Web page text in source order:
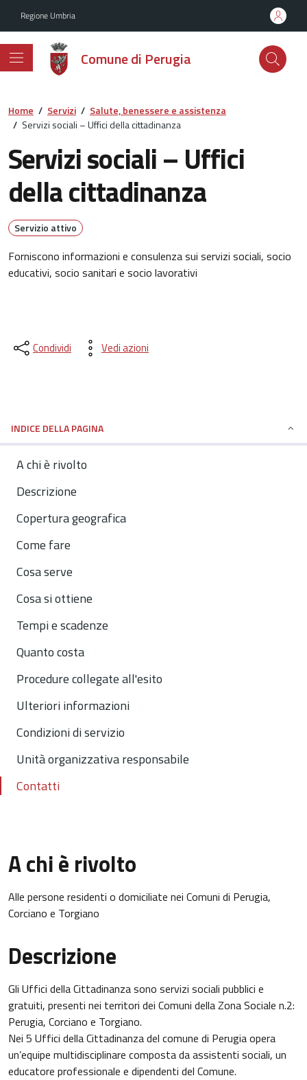
Regione Umbria
Comune di Perugia
Home / Servizi / Salute, benessere e assistenza
/ Servizi sociali – Uffici della cittadinanza
Servizi sociali – Uffici
della cittadinanza
Servizio attivo
Forniscono informazioni e consulenza sui servizi sociali, socio
educativi, socio sanitari e socio lavorativi
Condividi Vedi azioni
INDICE DELLA PAGINA
A chi è rivolto
Descrizione
Copertura geografica
Come fare
Cosa serve
Cosa si ottiene
Tempi e scadenze
Quanto costa
Procedure collegate all'esito
Ulteriori informazioni
Condizioni di servizio
Unità organizzativa responsabile
Contatti
A chi è rivolto
Alle persone residenti o domiciliate nei Comuni di Perugia,
Corciano e Torgiano
Descrizione
Gli Uffici della Cittadinanza sono servizi sociali pubblici e
gratuiti, presenti nei territori dei Comuni della Zona Sociale n.2:
Perugia, Corciano e Torgiano.
Nei 5 Uffici della Cittadinanza del comune di Perugia opera
un’equipe multidisciplinare composta da assistenti sociali, un
educatore professionale e dipendenti del Comune.